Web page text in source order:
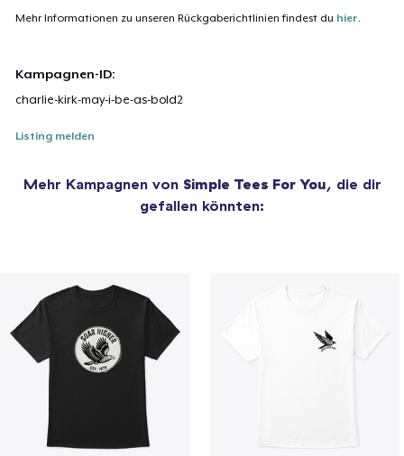
Mehr Informationen zu unseren Rückgaberichtlinien findest du hier.
Kampagnen-ID:
charlie-kirk-may-i-be-as-bold2
Listing melden
Mehr Kampagnen von Simple Tees For You, die dir
gefallen könnten: